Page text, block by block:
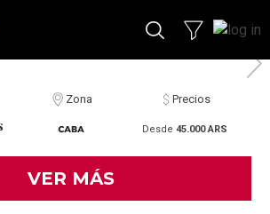
Zona Precios
Desde 45.000 ARS
VER MÁS